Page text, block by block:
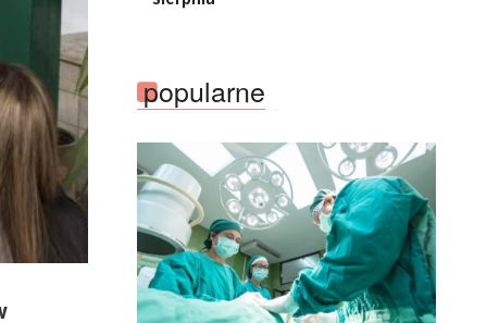
popularne